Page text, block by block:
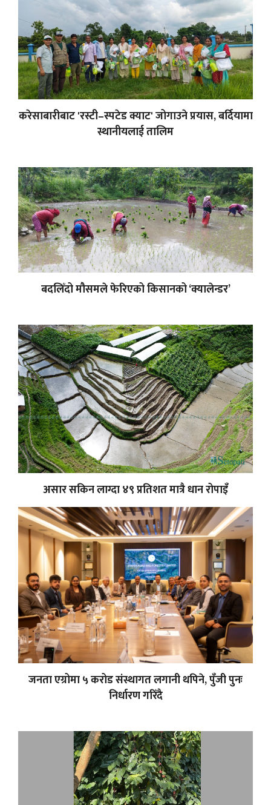
करेसाबारीबाट 'रस्टी–स्पटेड क्याट' जोगाउने प्रयास, बर्दियामा
स्थानीयलाई तालिम
बदलिँदो मौसमले फेरिएको किसानको ‘क्यालेन्डर’
असार सकिन लाग्दा ४९ प्रतिशत मात्रै धान रोपाइँ
जनता एग्रोमा ५ करोड संस्थागत लगानी थपिने, पुँजी पुनः
निर्धारण गरिँदै